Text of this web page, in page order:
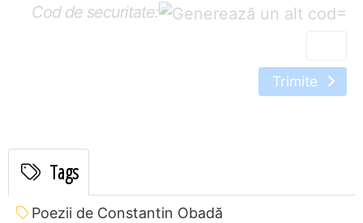
Cod de securitate: =
Trimite
Tags
Poezii de Constantin Obadă